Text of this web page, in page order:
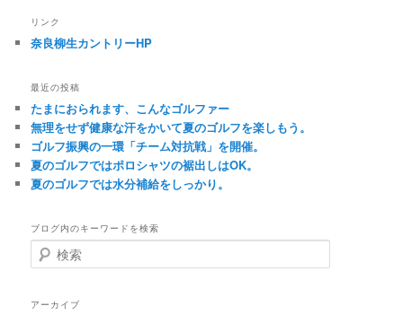
リンク
奈良柳生カントリーHP
最近の投稿
たまにおられます、こんなゴルファー
無理をせず健康な汗をかいて夏のゴルフを楽しもう。
ゴルフ振興の一環「チーム対抗戦」を開催。
夏のゴルフではポロシャツの裾出しはOK。
夏のゴルフでは水分補給をしっかり。
ブログ内のキーワードを検索
検
索
アーカイブ